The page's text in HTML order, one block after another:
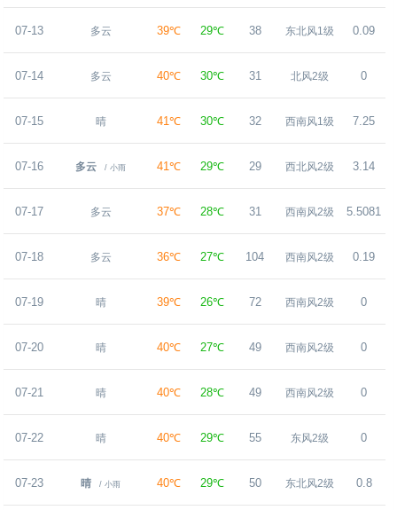
07-13 多云 39℃ 29℃ 38 东北风1级 0.09
07-14 多云 40℃ 30℃ 31 北风2级 0
07-15 晴 41℃ 30℃ 32 西南风1级 7.25
07-16 多云 / 小雨 41℃ 29℃ 29 西北风2级 3.14
07-17 多云 37℃ 28℃ 31 西南风2级 5.5081
07-18 多云 36℃ 27℃ 104 西南风2级 0.19
07-19 晴 39℃ 26℃ 72 西南风2级 0
07-20 晴 40℃ 27℃ 49 西南风2级 0
07-21 晴 40℃ 28℃ 49 西南风2级 0
07-22 晴 40℃ 29℃ 55 东风2级 0
07-23 晴 / 小雨 40℃ 29℃ 50 东北风2级 0.8